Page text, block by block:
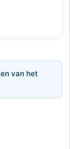
van het